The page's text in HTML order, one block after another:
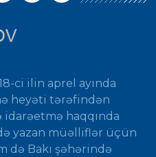
ci ilin aprel ayında
heyəti tərəfindən
haqqında
yazan müəlliflər üçün
də Bakı şəhərində